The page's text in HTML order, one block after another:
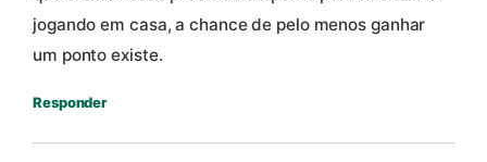
jogando em casa, a chance de pelo menos ganhar
um ponto existe.
Responder